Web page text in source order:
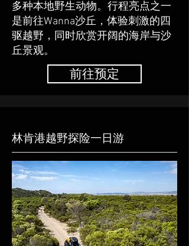
多种本地野生动物。行程亮点之一
是前往Wanna沙丘，体验刺激的四
驱越野，同时欣赏开阔的海岸与沙
丘景观。
前往预定
林肯港越野探险一日游